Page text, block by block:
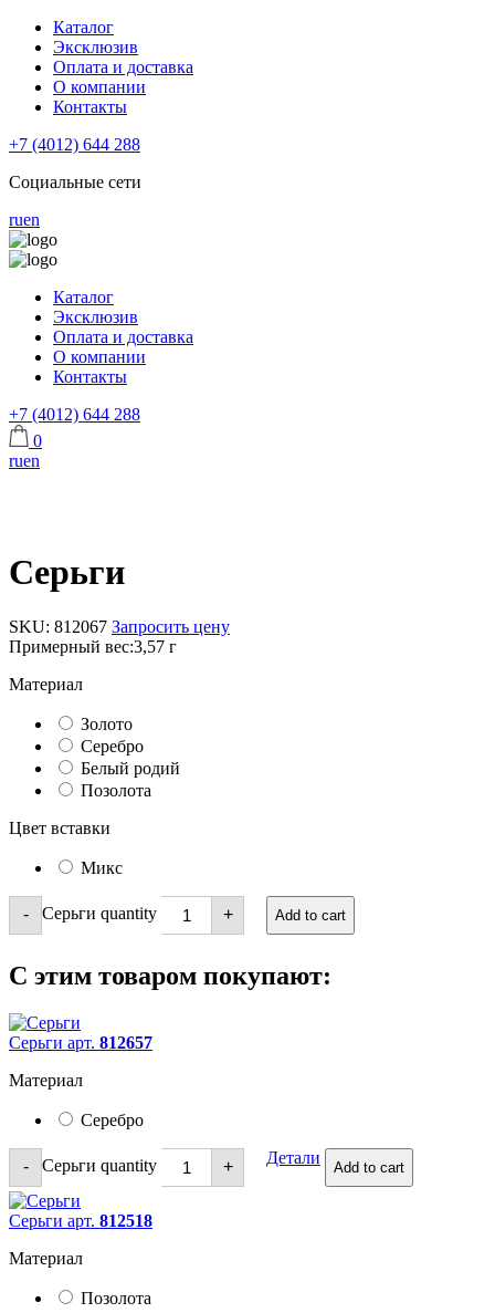
Каталог
Эксклюзив
Оплата и доставка
О компании
Контакты
+7 (4012) 644 288
Социальные сети
ruen
Каталог
Эксклюзив
Оплата и доставка
О компании
Контакты
+7 (4012) 644 288
0
ruen
Серьги
SKU: 812067 Запросить цену
Примерный вес:3,57 г
Материал
Золото
Серебро
Белый родий
Позолота
Цвет вставки
Микс
- Серьги quantity + Add to cart
С этим товаром покупают:
Серьги арт. 812657
Материал
Серебро
- Серьги quantity + Детали
Add to cart
Серьги арт. 812518
Материал
Позолота